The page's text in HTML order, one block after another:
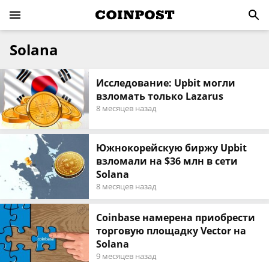
Solana
Исследование: Upbit могли
взломать только Lazarus
8 месяцев назад
Южнокорейскую биржу Upbit
взломали на $36 млн в сети
Solana
8 месяцев назад
Coinbase намерена приобрести
торговую площадку Vector на
Solana
9 месяцев назад